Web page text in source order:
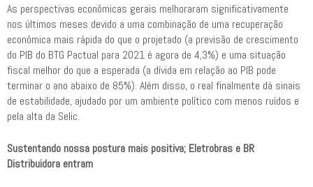
As perspectivas econômicas gerais melhoraram significativamente
nos últimos meses devido a uma combinação de uma recuperação
econômica mais rápida do que o projetado (a previsão de crescimento
do PIB do BTG Pactual para 2021 é agora de 4,3%) e uma situação
fiscal melhor do que a esperada (a dívida em relação ao PIB pode
terminar o ano abaixo de 85%). Além disso, o real finalmente dá sinais
de estabilidade, ajudado por um ambiente político com menos ruídos e
pela alta da Selic.
Sustentando nossa postura mais positiva; Eletrobras e BR
Distribuidora entram